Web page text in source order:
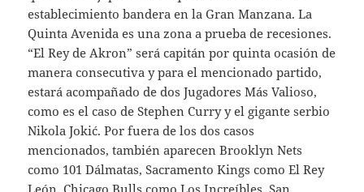
establecimiento bandera en la Gran Manzana. La
Quinta Avenida es una zona a prueba de recesiones.
“El Rey de Akron” será capitán por quinta ocasión de
manera consecutiva y para el mencionado partido,
estará acompañado de dos Jugadores Más Valioso,
como es el caso de Stephen Curry y el gigante serbio
Nikola Jokić. Por fuera de los dos casos
mencionados, también aparecen Brooklyn Nets
como 101 Dálmatas, Sacramento Kings como El Rey